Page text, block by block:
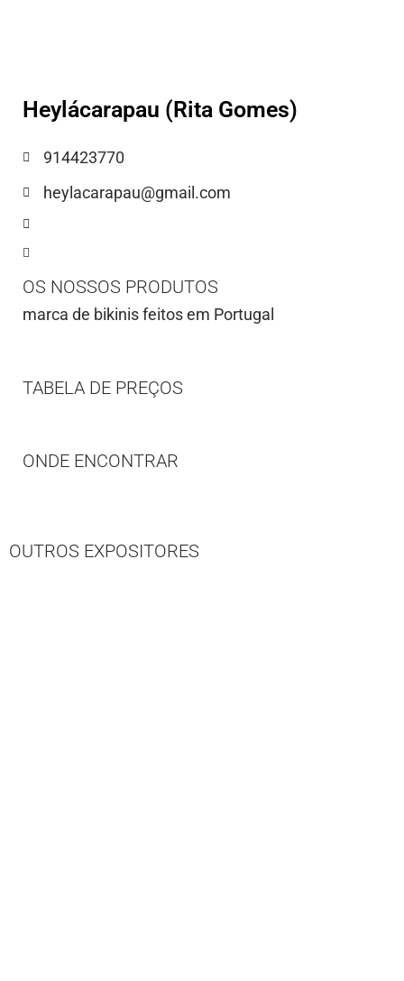
Heylácarapau (Rita Gomes)
914423770
heylacarapau@gmail.com
OS NOSSOS PRODUTOS
marca de bikinis feitos em Portugal
TABELA DE PREÇOS
ONDE ENCONTRAR
OUTROS EXPOSITORES